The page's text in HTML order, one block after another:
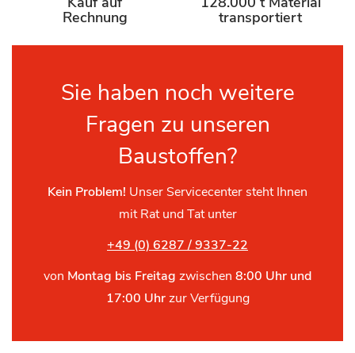
Rechnung transportiert
Sie haben noch weitere
Fragen zu unseren
Baustoffen?
Kein Problem! Unser Servicecenter steht Ihnen
mit Rat und Tat unter
+49 (0) 6287 / 9337-22
von Montag bis Freitag zwischen 8:00 Uhr und
17:00 Uhrzur Verfügung